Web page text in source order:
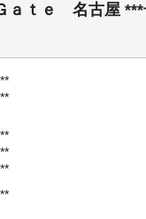
ａｔｅ 名古屋 ***